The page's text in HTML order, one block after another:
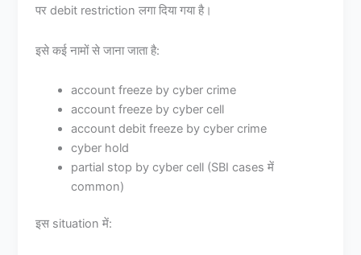
पर debit restriction लगा दिया गया है।
इसे कई नामों से जाना जाता है:
account freeze by cyber crime
account freeze by cyber cell
account debit freeze by cyber crime
cyber hold
partial stop by cyber cell (SBI cases में
common)
इस situation में: